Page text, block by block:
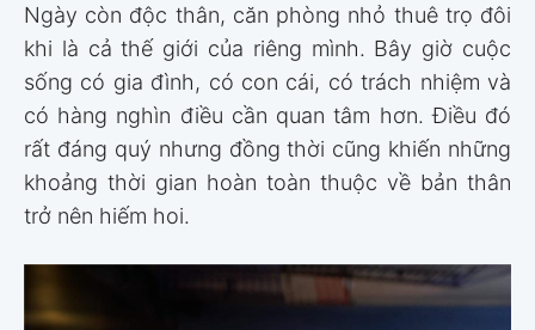
Ngày còn độc thân, căn phòng nhỏ thuê trọ đôi
khi là cả thế giới của riêng mình. Bây giờ cuộc
sống có gia đình, có con cái, có trách nhiệm và
có hàng nghìn điều cần quan tâm hơn. Điều đó
rất đáng quý nhưng đồng thời cũng khiến những
khoảng thời gian hoàn toàn thuộc về bản thân
trở nên hiếm hoi.